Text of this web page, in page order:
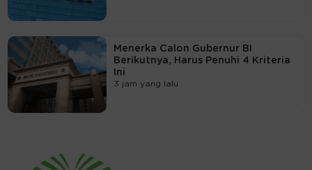
Menerka Calon Gubernur BI
Berikutnya, Harus Penuhi 4 Kriteria
Ini
3 jam yang lalu